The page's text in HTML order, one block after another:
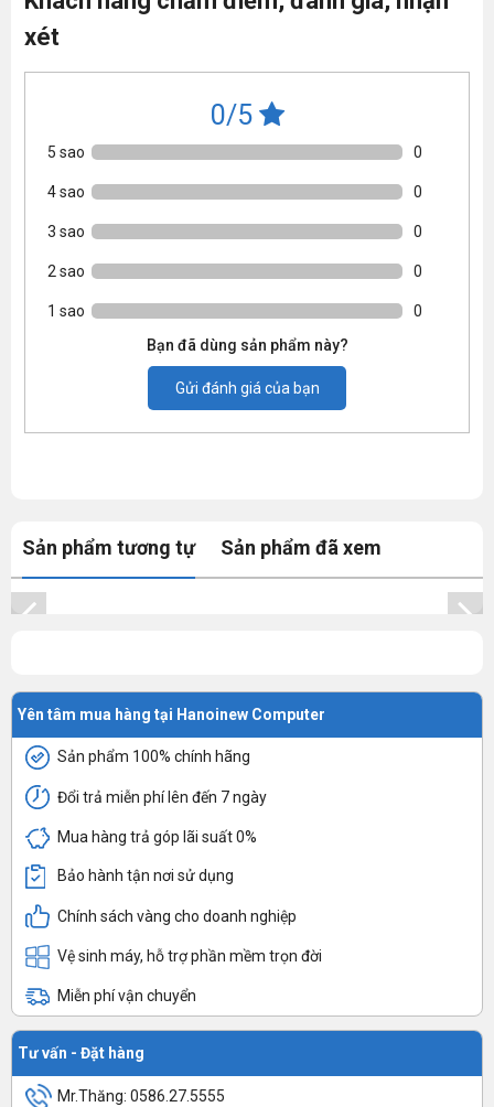
xét
0/5
5 sao 0
4 sao 0
3 sao 0
2 sao 0
1 sao
0
Bạn đã dùng sản phẩm này?
Gửi đánh giá của bạn
Sản phẩm tương tự Sản phẩm đã xem
Yên tâm mua hàng tại Hanoinew Computer
Sản phẩm 100% chính hãng
Đổi trả miễn phí lên đến 7 ngày
Mua hàng trả góp lãi suất 0%
Bảo hành tận nơi sử dụng
Chính sách vàng cho doanh nghiệp
Vệ sinh máy, hỗ trợ phần mềm trọn đời
Miễn phí vận chuyển
Tư vấn - Đặt hàng
Mr.Thăng: 0586.27.5555